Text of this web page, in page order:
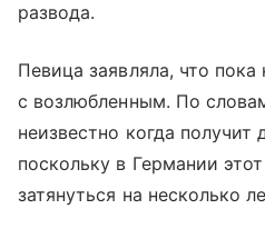
развода.
Певица заявляла, что
с возлюбленным. По
неизвестно когда
поскольку в Германии
затянуться на несколько